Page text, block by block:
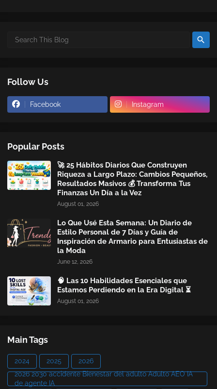
Follow Us
Facebook Instagram
Popular Posts
🚀 25 Hábitos Diarios Que Construyen
Riqueza a Largo Plazo: Cambios Pequeños,
Resultados Masivos 💰 Transforma Tus
Finanzas Un Día a la Vez
August 01, 2026
Lo Que Usé Esta Semana: Un Diario de
Estilo Personal de 7 Días y Guía de
Inspiración de Armario para Entusiastas de
la Moda
June 12, 2026
🧠 Las 10 Habilidades Esenciales que
Estamos Perdiendo en la Era Digital ⏳
August 01, 2026
Main Tags
2024 2025
2026
2026 2030 accidente Bienestar del adulto Adulto AEO IA
de agente IA